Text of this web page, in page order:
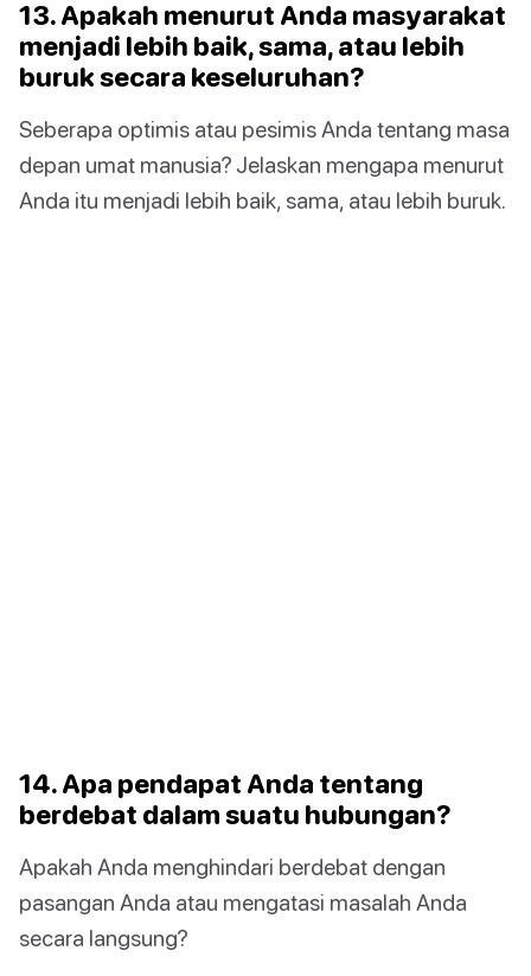
13. Apakah menurut Anda masyarakat
menjadi lebih baik, sama, atau lebih
buruk secara keseluruhan?
Seberapa optimis atau pesimis Anda tentang masa
depan umat manusia? Jelaskan mengapa menurut
Anda itu menjadi lebih baik, sama, atau lebih buruk.
14. Apa pendapat Anda tentang
berdebat dalam suatu hubungan?
Apakah Anda menghindari berdebat dengan
pasangan Anda atau mengatasi masalah Anda
secara langsung?